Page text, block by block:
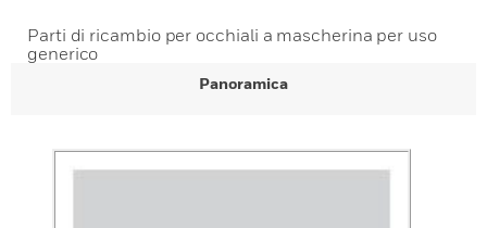
Parti di ricambio per occhiali a mascherina per uso
generico
Panoramica